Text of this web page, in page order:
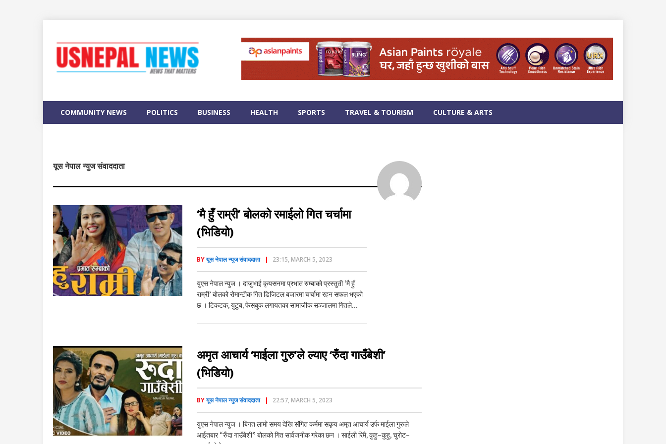
COMMUNITY NEWS POLITICS BUSINESS HEALTH SPORTS TRAVEL & TOURISM CULTURE & ARTS
यूस नेपाल न्युज संवाददाता
‘मै हुँ राम्री’ बोलको रमाईलो गित चर्चामा
(भिडियो)
BYयूस नेपाल न्युज संवाददाता 23:15, MARCH 5, 2023
युएस नेपाल न्युज । दाजुभाई कृयसनमा प्रभात रुम्बाको प्रस्तुती ‘मै हुँ
राम्री’ बोलको रोमान्टीक गित डिजिटल बजारमा चर्चामा रहन सफल भएको
छ । टिकटक, युटुब, फेसबुक लगायतका सामाजीक सञ्जालमा गितले…
अमृत आचार्य ‘माईला गुरु’ले ल्याए ‘रुँदा गाउँबेशी’
(भिडियो)
BYयूस नेपाल न्युज संवाददाता 22:57, MARCH 5, 2023
युएस नेपाल न्युज । बिगत लामो समय देखि संगित कर्ममा सकृय अमृत आचार्य उर्फ माईला गुरुले
आईतबार “रुँदा गाउँबेशी” बोलको गित सार्वजनीक गरेका छन । साईली रिमै, कुहु-कुहु, चुरोट-